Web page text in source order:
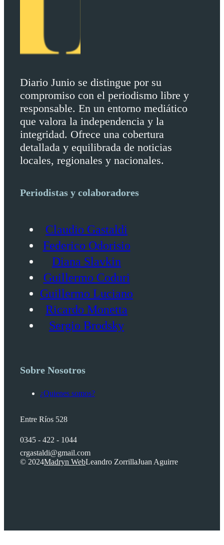
Diario Junio se distingue por su
compromiso con el periodismo libre y
responsable. En un entorno mediático
que valora la independencia y la
integridad. Ofrece una cobertura
detallada y equilibrada de noticias
locales, regionales y nacionales.
Periodistas y colaboradores
Claudio Gastaldi
Federico Odorisio
Diana Slavkin
Guillermo Coduri
Guillermo Luciano
Ricardo Monetta
Sergio Brodsky
Sobre Nosotros
¿Quienes somos?
Entre Ríos 528
0345 - 422 - 1044
crgastaldi@gmail.com
© 2024Madryn WebLeandro ZorrillaJuan Aguirre